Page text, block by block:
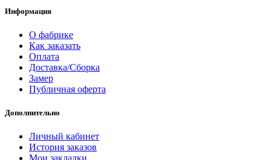
Информация
О фабрике
Как заказать
Оплата
Доставка/Сборка
Замер
Публичная оферта
Дополнительно
Личный кабинет
История заказов